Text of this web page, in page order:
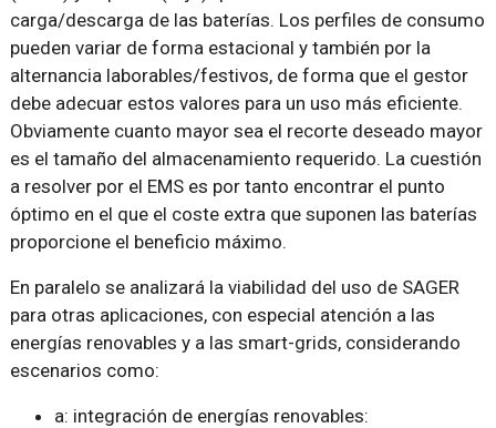
carga/descarga de las baterías. Los perfiles de consumo
pueden variar de forma estacional y también por la
alternancia laborables/festivos, de forma que el gestor
debe adecuar estos valores para un uso más eficiente.
Obviamente cuanto mayor sea el recorte deseado mayor
es el tamaño del almacenamiento requerido. La cuestión
a resolver por el EMS es por tanto encontrar el punto
óptimo en el que el coste extra que suponen las baterías
proporcione el beneficio máximo.
En paralelo se analizará la viabilidad del uso de SAGER
para otras aplicaciones, con especial atención a las
energías renovables y a las smart-grids, considerando
escenarios como:
a: integración de energías renovables: